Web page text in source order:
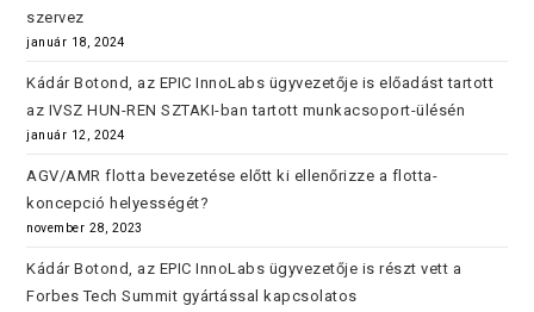
szervez
január 18, 2024
Kádár Botond, az EPIC InnoLabs ügyvezetője is előadást tartott
az IVSZ HUN-REN SZTAKI-ban tartott munkacsoport-ülésén
január 12, 2024
AGV/AMR flotta bevezetése előtt ki ellenőrizze a flotta-
koncepció helyességét?
november 28, 2023
Kádár Botond, az EPIC InnoLabs ügyvezetője is részt vett a
Forbes Tech Summit gyártással kapcsolatos